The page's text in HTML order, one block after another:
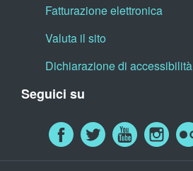
Fatturazione elettronica
Valuta il sito
Dichiarazione di accessibilità
Seguici su